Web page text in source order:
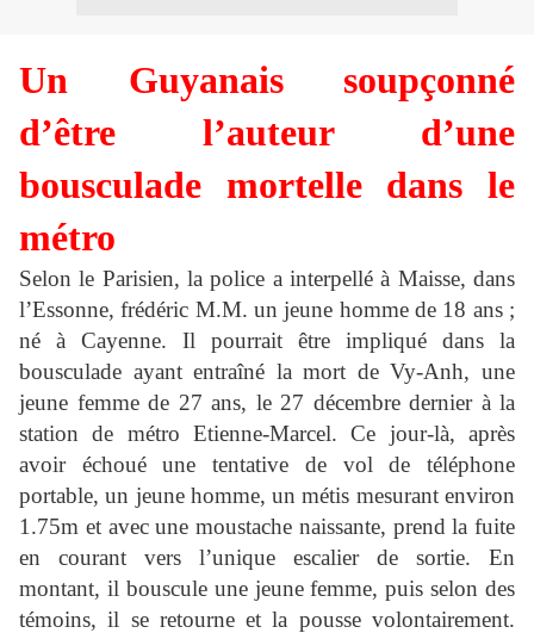
Un Guyanais soupçonné
d’être l’auteur d’une
bousculade mortelle dans le
métro
Selon le Parisien, la police a interpellé à Maisse, dans
l’Essonne, frédéric M.M. un jeune homme de 18 ans ;
né à Cayenne. Il pourrait être impliqué dans la
bousculade ayant entraîné la mort de Vy-Anh, une
jeune femme de 27 ans, le 27 décembre dernier à la
station de métro Etienne-Marcel. Ce jour-là, après
avoir échoué une tentative de vol de téléphone
portable, un jeune homme, un métis mesurant environ
1.75m et avec une moustache naissante, prend la fuite
en courant vers l’unique escalier de sortie. En
montant, il bouscule une jeune femme, puis selon des
témoins, il se retourne et la pousse volontairement.